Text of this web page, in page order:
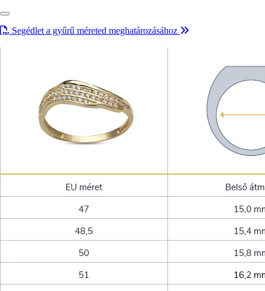
Segédlet a gyűrű méreted meghatározásához